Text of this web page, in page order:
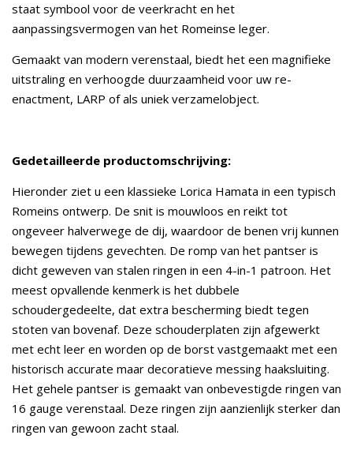
staat symbool voor de veerkracht en het
aanpassingsvermogen van het Romeinse leger.
Gemaakt van modern verenstaal, biedt het een magnifieke
uitstraling en verhoogde duurzaamheid voor uw re-
enactment, LARP of als uniek verzamelobject.
Gedetailleerde productomschrijving:
Hieronder ziet u een klassieke Lorica Hamata in een typisch
Romeins ontwerp. De snit is mouwloos en reikt tot
ongeveer halverwege de dij, waardoor de benen vrij kunnen
bewegen tijdens gevechten. De romp van het pantser is
dicht geweven van stalen ringen in een 4-in-1 patroon. Het
meest opvallende kenmerk is het dubbele
schoudergedeelte, dat extra bescherming biedt tegen
stoten van bovenaf. Deze schouderplaten zijn afgewerkt
met echt leer en worden op de borst vastgemaakt met een
historisch accurate maar decoratieve messing haaksluiting.
Het gehele pantser is gemaakt van onbevestigde ringen van
16 gauge verenstaal. Deze ringen zijn aanzienlijk sterker dan
ringen van gewoon zacht staal.